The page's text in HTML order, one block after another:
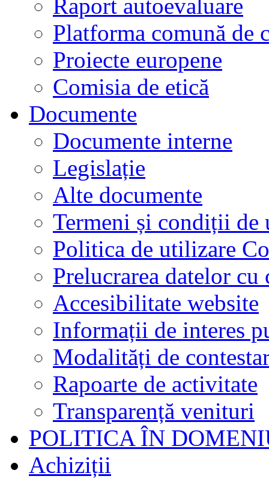
Raport autoevaluare
Platforma comună de
Proiecte europene
Comisia de etică
Documente
Documente interne
Legislație
Alte documente
Termeni și condiții de
Politica de utilizare
Prelucrarea datelor cu
Accesibilitate website
Informații de interes
Modalități de
Rapoarte de activitate
Transparență venituri
POLITICA ÎN
Achiziții